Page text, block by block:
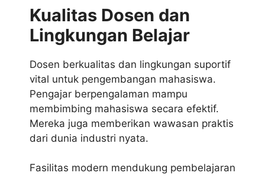
Kualitas Dosen dan
Lingkungan Belajar
Dosen berkualitas dan lingkungan suportif
vital untuk pengembangan mahasiswa.
Pengajar berpengalaman mampu
membimbing mahasiswa secara efektif.
Mereka juga memberikan wawasan praktis
dari dunia industri nyata.
Fasilitas modern mendukung pembelajaran